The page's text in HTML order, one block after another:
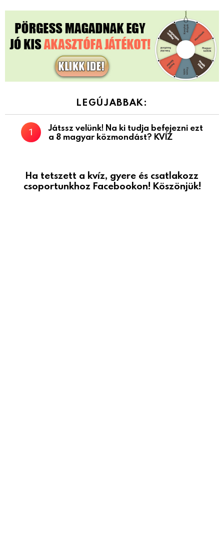
LEGÚJABBAK:
Játssz velünk! Na ki tudja befejezni ezt
a 8 magyar közmondást? KVÍZ
Ha tetszett a kvíz, gyere és csatlakozz
csoportunkhoz Facebookon! Köszönjük!